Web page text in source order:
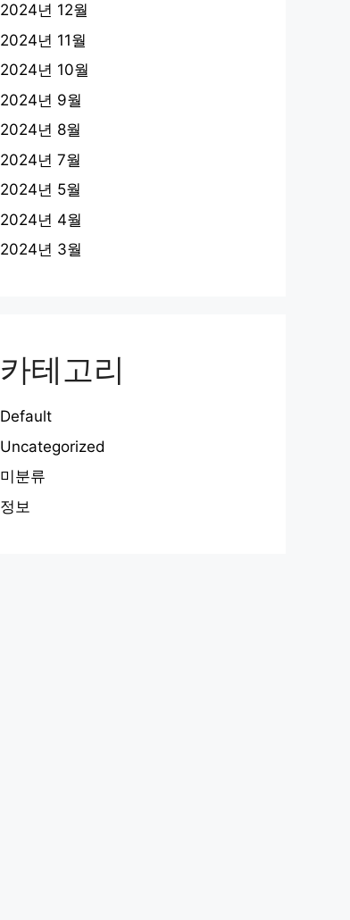
2024년 12월
2024년 11월
2024년 10월
2024년 9월
2024년 8월
2024년 7월
2024년 5월
2024년 4월
2024년 3월
카테고리
Default
Uncategorized
미분류
정보